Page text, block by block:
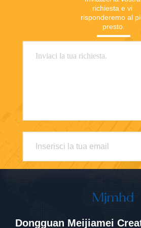
richiesta e vi
risponderemo al
presto.
Dongguan Meijiamei